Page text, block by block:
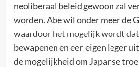
neoliberaal beleid gewoon zal
worden. Abe wil onder meer de
waardoor het mogelijk wordt dat
bewapenen en een eigen leger
de mogelijkheid om Japanse